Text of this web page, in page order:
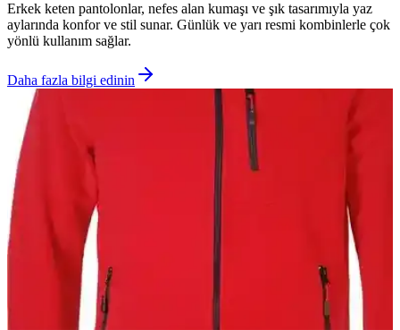
Erkek keten pantolonlar, nefes alan kumaşı ve şık tasarımıyla yaz
aylarında konfor ve stil sunar. Günlük ve yarı resmi kombinlerle çok
yönlü kullanım sağlar.
Daha fazla bilgi edinin